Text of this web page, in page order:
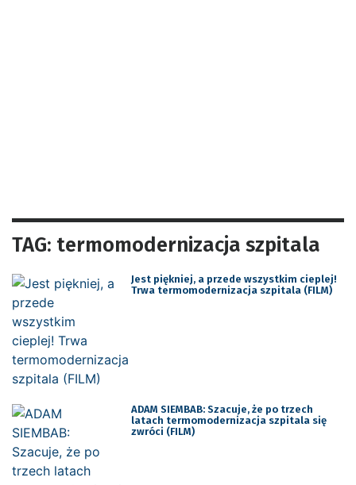
TAG: termomodernizacja szpitala
Jest piękniej, a przede wszystkim cieplej!
Trwa termomodernizacja szpitala (FILM)
ADAM SIEMBAB: Szacuje, że po trzech
latach termomodernizacja szpitala się
zwróci (FILM)